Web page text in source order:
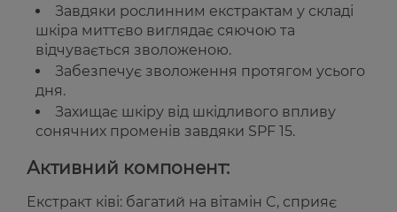
Завдяки рослинним екстрактам у складі
шкіра миттєво виглядає сяючою та
відчувається зволоженою.
Забезпечує зволоження протягом усього
дня.
Захищає шкіру від шкідливого впливу
сонячних променів завдяки SPF 15.
Активний компонент:
Екстракт ківі: багатий на вітамін C, сприяє